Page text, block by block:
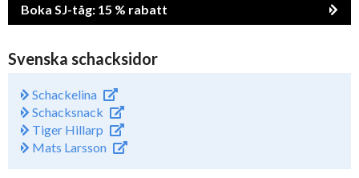
Boka SJ-tåg: 15 % rabatt
Svenska schacksidor
Schackelina
Schacksnack
Tiger Hillarp
Mats Larsson